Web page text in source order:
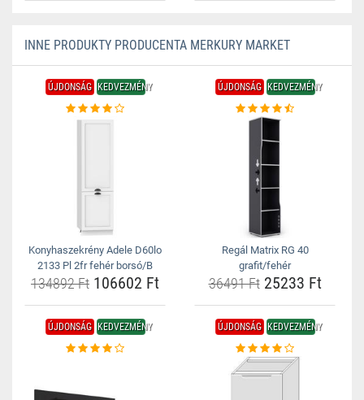
INNE PRODUKTY PRODUCENTA MERKURY MARKET
ÚJDONSÁG KEDVEZMÉNY
Konyhaszekrény Adele D60lo
2133 Pl 2fr fehér borsó/B
134892 Ft 106602 Ft
ÚJDONSÁG KEDVEZMÉNY
Regál Matrix RG 40
grafit/fehér
36491 Ft25233 Ft
ÚJDONSÁG KEDVEZMÉNY ÚJDONSÁG KEDVEZMÉNY